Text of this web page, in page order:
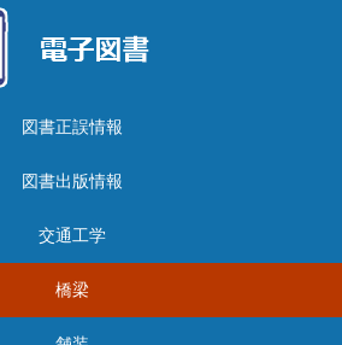
図書正誤情報
図書出版情報
交通工学
橋梁